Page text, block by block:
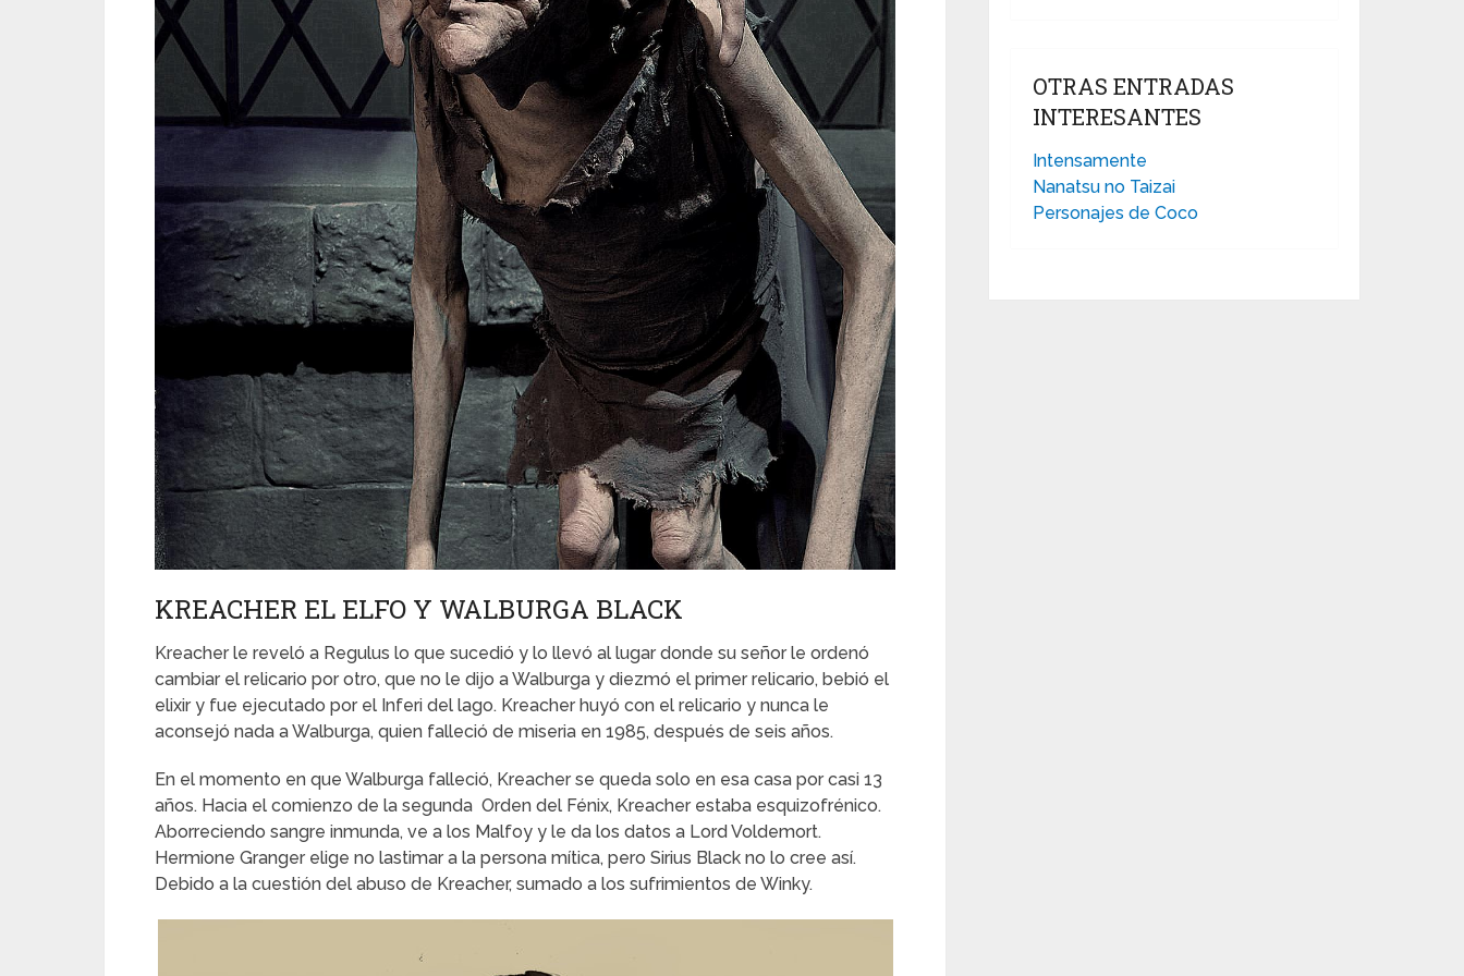
KREACHER EL ELFO Y WALBURGA BLACK
Kreacher le reveló a Regulus lo que sucedió y lo llevó al lugar donde su señor le ordenó
cambiar el relicario por otro, que no le dijo a Walburga y diezmó el primer relicario, bebió el
elixir y fue ejecutado por el Inferi del lago. Kreacher huyó con el relicario y nunca le
aconsejó nada a Walburga, quien falleció de miseria en 1985, después de seis años.
En el momento en que Walburga falleció, Kreacher se queda solo en esa casa por casi 13
años. Hacia el comienzo de la segunda Orden del Fénix, Kreacher estaba esquizofrénico.
Aborreciendo sangre inmunda, ve a los Malfoy y le da los datos a Lord Voldemort.
Hermione Granger elige no lastimar a la persona mítica, pero Sirius Black no lo cree así.
Debido a la cuestión del abuso de Kreacher, sumado a los sufrimientos de Winky.
OTRAS ENTRADAS
INTERESANTES
Intensamente
Nanatsu no Taizai
Personajes de Coco